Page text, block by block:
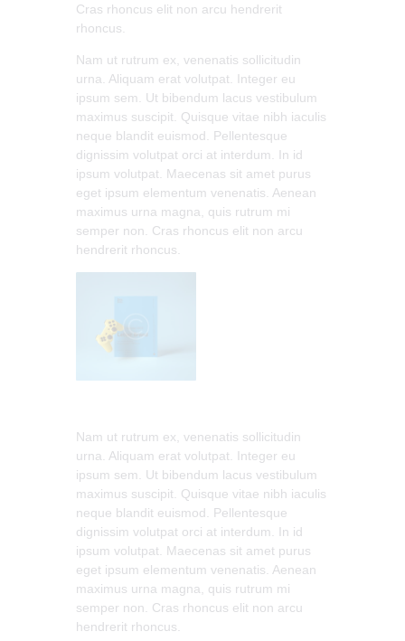
Cras rhoncus elit non arcu hendrerit
rhoncus.
Nam ut rutrum ex, venenatis sollicitudin
urna. Aliquam erat volutpat. Integer eu
ipsum sem. Ut bibendum lacus vestibulum
maximus suscipit. Quisque vitae nibh iaculis
neque blandit euismod. Pellentesque
dignissim volutpat orci at interdum. In id
ipsum volutpat. Maecenas sit amet purus
eget ipsum elementum venenatis. Aenean
maximus urna magna, quis rutrum mi
semper non. Cras rhoncus elit non arcu
hendrerit rhoncus.
Nam ut rutrum ex, venenatis sollicitudin
urna. Aliquam erat volutpat. Integer eu
ipsum sem. Ut bibendum lacus vestibulum
maximus suscipit. Quisque vitae nibh iaculis
neque blandit euismod. Pellentesque
dignissim volutpat orci at interdum. In id
ipsum volutpat. Maecenas sit amet purus
eget ipsum elementum venenatis. Aenean
maximus urna magna, quis rutrum mi
semper non. Cras rhoncus elit non arcu
hendrerit rhoncus.